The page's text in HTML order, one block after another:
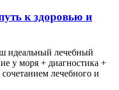
к здоровью и
идеальный лечебный
у моря + диагностика +
лечебного и